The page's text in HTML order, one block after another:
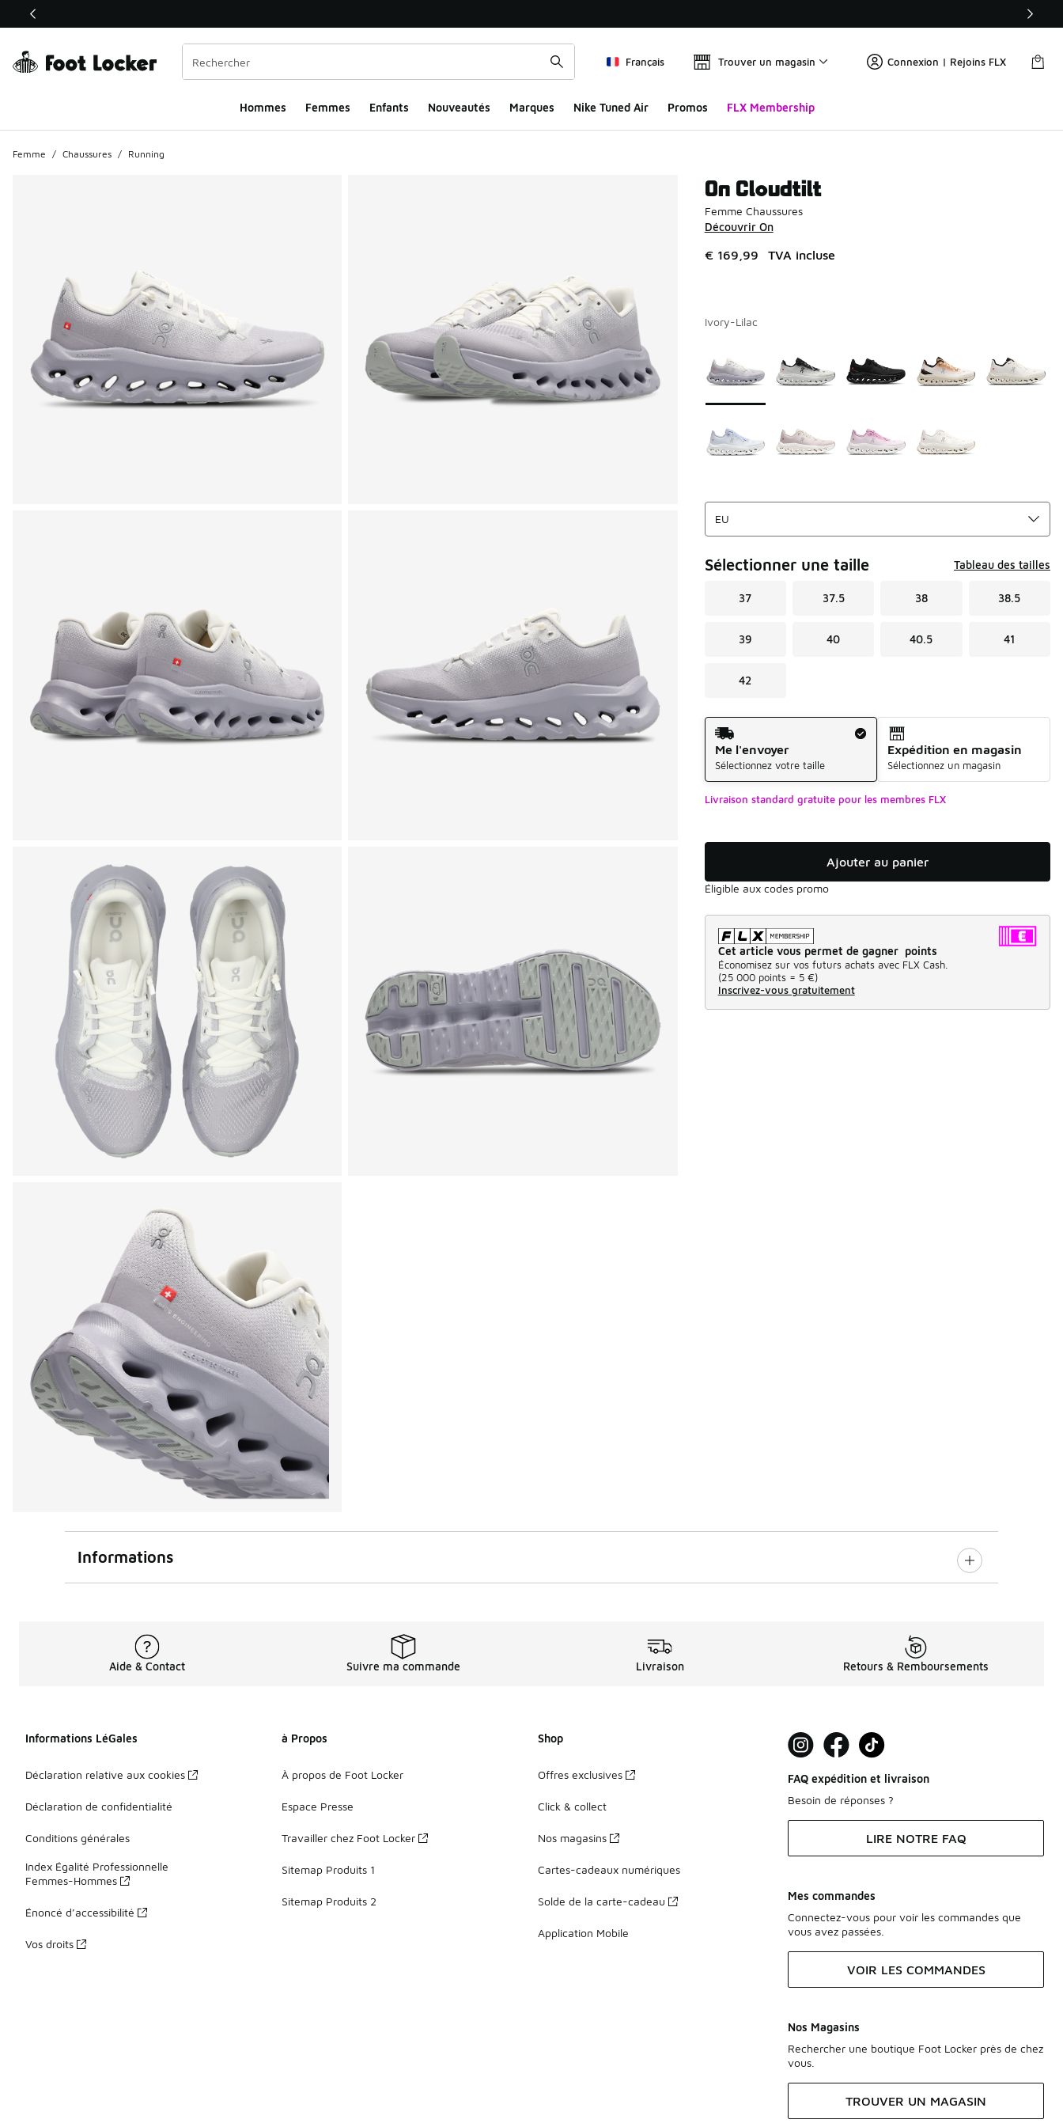
Ce lien ouvrira une nouvelle fenêtre
Français Trouver un magasin Connexion | Rejoins FLX
Hommes​ Femmes Enfants Nouveautés Marques Nike Tuned Air Promos FLX Membership
Femme / Chaussures / Running
On Cloudtilt
Femme Chaussures
Découvrir On
€ 169,99 TVA incluse
Ivory-Lilac
Sélectionner une taille Tableau des tailles
37 37.5 38 38.5
39 40 40.5 41
42
Mode d'expédition
Me l'envoyer
Sélectionnez votre taille
Expédition en magasin
Sélectionnez un magasin
Livraison standard gratuite pour les membres FLX
Ajouter au panier
Éligible aux codes promo
Cet article vous permet de gagner points
Économisez sur vos futurs achats avec FLX Cash.
(25 000 points = 5 €)
Inscrivez-vous gratuitement
Informations
Aide & Contact Suivre ma commande Livraison Retours & Remboursements
Informations LéGales
Déclaration relative aux cookies
Déclaration de confidentialité
Conditions générales
Index Égalité Professionnelle
Femmes-Hommes
Énoncé d’accessibilité
Vos droits
à Propos
À propos de Foot Locker
Espace Presse
Travailler chez Foot Locker
Sitemap Produits 1
Sitemap Produits 2
Shop
Offres exclusives
Click & collect
Nos magasins
Cartes-cadeaux numériques
Solde de la carte-cadeau
Application Mobile
FAQ expédition et livraison
Besoin de réponses ?
LIRE NOTRE FAQ
Mes commandes
Connectez-vous pour voir les commandes que
vous avez passées.
VOIR LES COMMANDES
Nos Magasins
Rechercher une boutique Foot Locker près de chez
vous.
TROUVER UN MAGASIN